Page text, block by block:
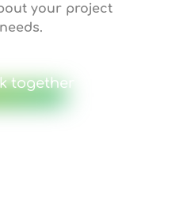
your project
together